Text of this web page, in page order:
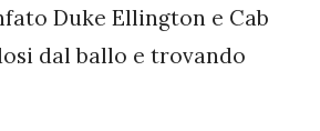
Duke Ellington e Cab
dal ballo e trovando